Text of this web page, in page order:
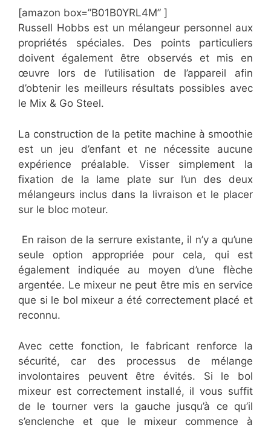
[amazon box=”B01B0YRL4M” ]
Russell Hobbs est un mélangeur personnel aux
propriétés spéciales. Des points particuliers
doivent également être observés et mis en
œuvre lors de l’utilisation de l’appareil afin
d’obtenir les meilleurs résultats possibles avec
le Mix & Go Steel.
La construction de la petite machine à smoothie
est un jeu d’enfant et ne nécessite aucune
expérience préalable. Visser simplement la
fixation de la lame plate sur l’un des deux
mélangeurs inclus dans la livraison et le placer
sur le bloc moteur.
En raison de la serrure existante, il n’y a qu’une
seule option appropriée pour cela, qui est
également indiquée au moyen d’une flèche
argentée. Le mixeur ne peut être mis en service
que si le bol mixeur a été correctement placé et
reconnu.
Avec cette fonction, le fabricant renforce la
sécurité, car des processus de mélange
involontaires peuvent être évités. Si le bol
mixeur est correctement installé, il vous suffit
de le tourner vers la gauche jusqu’à ce qu’il
s’enclenche et que le mixeur commence à